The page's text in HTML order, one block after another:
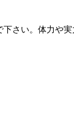
さい。体力や実